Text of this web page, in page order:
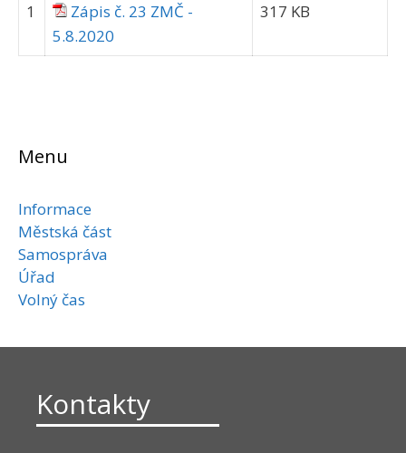
1
Zápis č. 23 ZMČ -
5.8.2020
317 KB
Menu
Informace
Městská část
Samospráva
Úřad
Volný čas
Kontakty